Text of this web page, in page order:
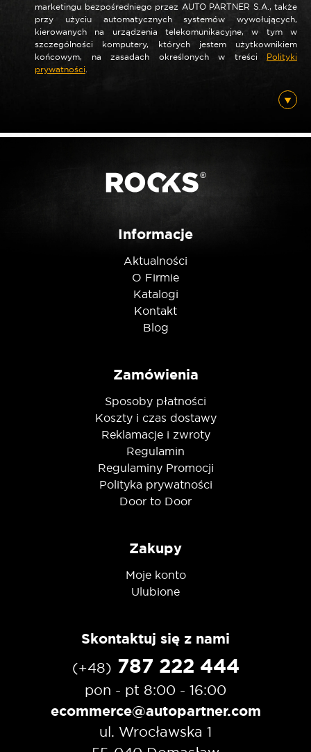
Nazwa *
E-mail*
marketingu bezpośredniego przez AUTO PARTNER S.A., także
przy użyciu automatycznych systemów wywołujących,
kierowanych na urządzenia telekomunikacyjne, w tym w
szczególności komputery, których jestem użytkownikiem
końcowym, na zasadach określonych w treści Polityki
prywatności
Informacje
Aktualności
O Firmie
Katalogi
Kontakt
Blog
Zamówienia
Sposoby płatności
Koszty i czas dostawy
Reklamacje i zwroty
Regulamin
Regulaminy Promocji
Polityka prywatności
Door to Door
Zakupy
Moje konto
Ulubione
Skontaktuj się z nami
(+48) 787 222 444
pon - pt 8:00 - 16:00
ecommerce@autopartner.com
ul. Wrocławska 1